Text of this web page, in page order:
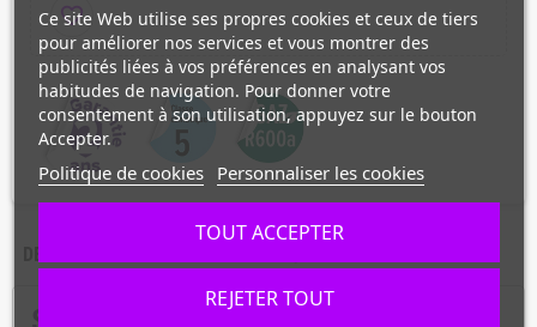
favorite_border
Ce site Web utilise ses propres cookies et ceux de tiers
pour améliorer nos services et vous montrer des
publicités liées à vos préférences en analysant vos
habitudes de navigation. Pour donner votre
consentement à son utilisation, appuyez sur le bouton
Accepter.
Politique de cookies Personnaliser les cookies
REJETER TOUT
TOUT ACCEPTER